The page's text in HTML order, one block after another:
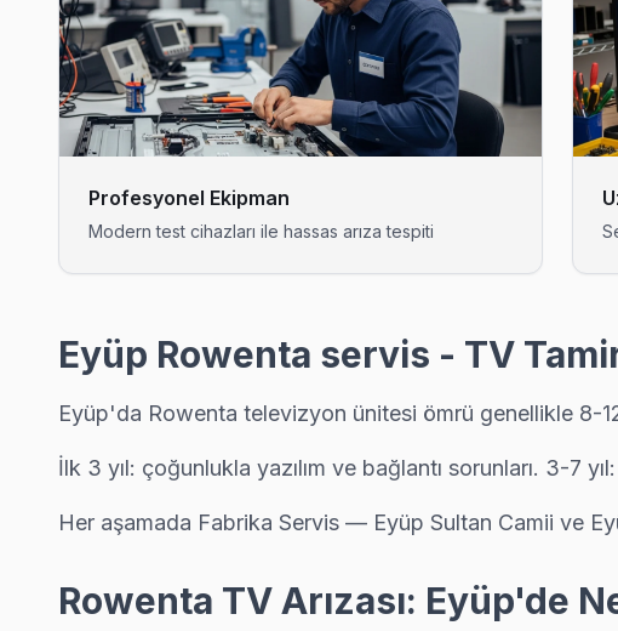
Eyüp'da Alibeyköy mahallesi Rowenta kullanıcıları arıza sonrası en
Eyüp TV Servis Merkezi →
Çiftalan Rowenta Servis
Eyüp'da Çiftalan bölgesi dahil tüm hizmet alanımızda Rowenta TV
Eyüp TV Servis Merkezi →
Çırçır Rowenta Servis
Rowenta marka TV'niz Çırçır'de çalışmıyorsa teknik ekibimizi
Defterdar Rowenta Servis
Defterdar'de Rowenta TV ses ama görüntü yok sorununu genellikle
Düğmeciler'deki Rowenta TV sahiplerinin yüzde sekseni tamir için
Esentepe Rowenta Servis
Profesyonel Ekipman
Modern test cihazları ile hassas arıza tespiti
Eyüp Rowenta servis - TV
Eyüp'da Rowenta televizyon ünitesi ömrü genellikle 8-
İlk 3 yıl: çoğunlukla yazılım ve bağlantı sorunları. 3-7
Her aşamada Fabrika Servis — Eyüp Sultan Camii ve
Rowenta TV Arızası: Eyüp'de